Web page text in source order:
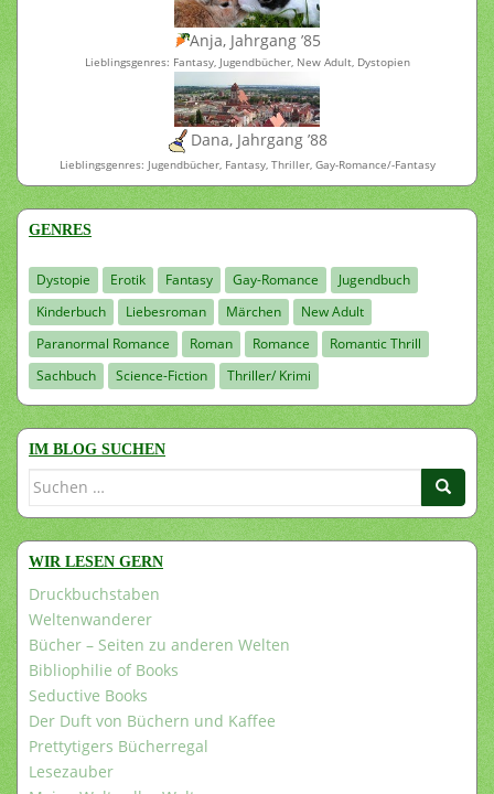
Anja, Jahrgang ’85
Lieblingsgenres: Fantasy, Jugendbücher, New Adult, Dystopien
Dana, Jahrgang ’88
Lieblingsgenres: Jugendbücher, Fantasy, Thriller, Gay-Romance/-Fantasy
GENRES
Dystopie Erotik Fantasy Gay-Romance
Jugendbuch
Kinderbuch
Liebesroman Märchen
New Adult
Paranormal Romance
Roman Romance
Romantic Thrill
Sachbuch
Science-Fiction Thriller/ Krimi
IM BLOG SUCHEN
Suchen
WIR LESEN GERN
Druckbuchstaben
Weltenwanderer
Bücher – Seiten zu anderen Welten
Bibliophilie of Books
Seductive Books
Der Duft von Büchern und Kaffee
Prettytigers Bücherregal
Lesezauber